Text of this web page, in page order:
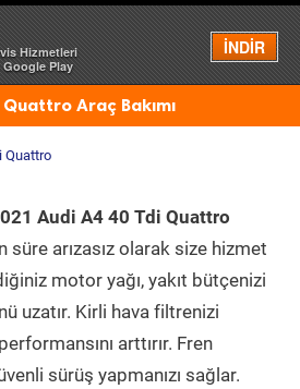
Hizmetleri
Google Play
İNDİR
Menü
Araç Bakımı
Quattro
Audi A4 40 Tdi Quattro
süre arızasız olarak size hizmet
motor yağı, yakıt bütçenizi
uzatır. Kirli hava filtrenizi
arttırır. Fren
sürüş yapmanızı sağlar.